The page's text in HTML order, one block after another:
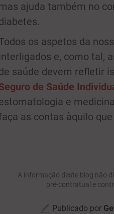
ajuda também no
os aspetos da
e, como tal,
saúde devem refletir
de Saúde
e
as contas àquilo
A informação deste blog não
pré-contratual e
Publicado por